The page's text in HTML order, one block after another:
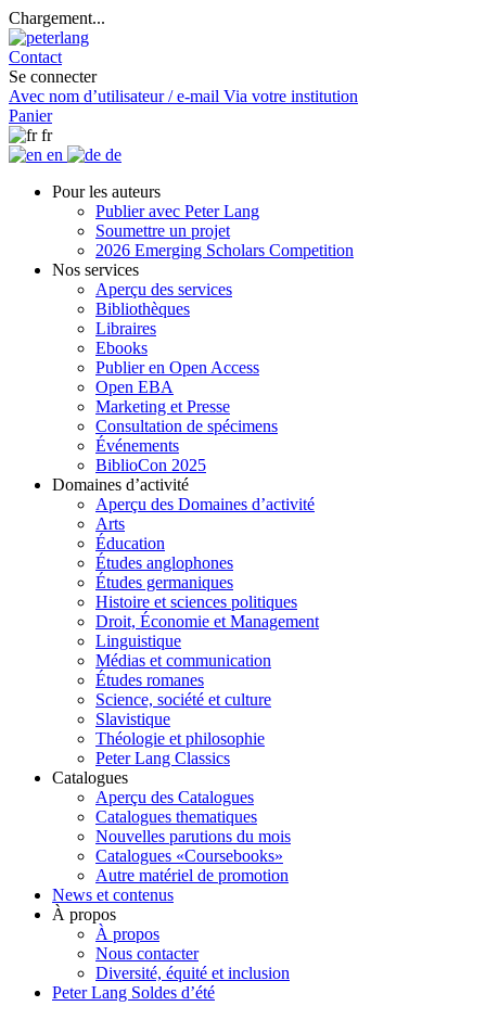
Chargement...
Contact
Se connecter
Avec nom d’utilisateur / e-mail Via votre institution
Panier
fr
en
de
Pour les auteurs
Publier avec Peter Lang
Soumettre un projet
2026 Emerging Scholars Competition
Nos services
Aperçu des services
Bibliothèques
Libraires
Ebooks
Publier en Open Access
Open EBA
Marketing et Presse
Consultation de spécimens
Événements
BiblioCon 2025
Domaines d’activité
Aperçu des Domaines d’activité
Arts
Éducation
Études anglophones
Études germaniques
Histoire et sciences politiques
Droit, Économie et Management
Linguistique
Médias et communication
Études romanes
Science, société et culture
Slavistique
Théologie et philosophie
Peter Lang Classics
Catalogues
Aperçu des Catalogues
Catalogues thematiques
Nouvelles parutions du mois
Catalogues «Coursebooks»
Autre matériel de promotion
News et contenus
À propos
À propos
Nous contacter
Diversité, équité et inclusion
Peter Lang Soldes d’été